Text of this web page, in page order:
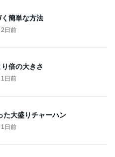
簡単な方法
2日前
倍の大きさ
1日前
た大盛りチャーハン
1日前